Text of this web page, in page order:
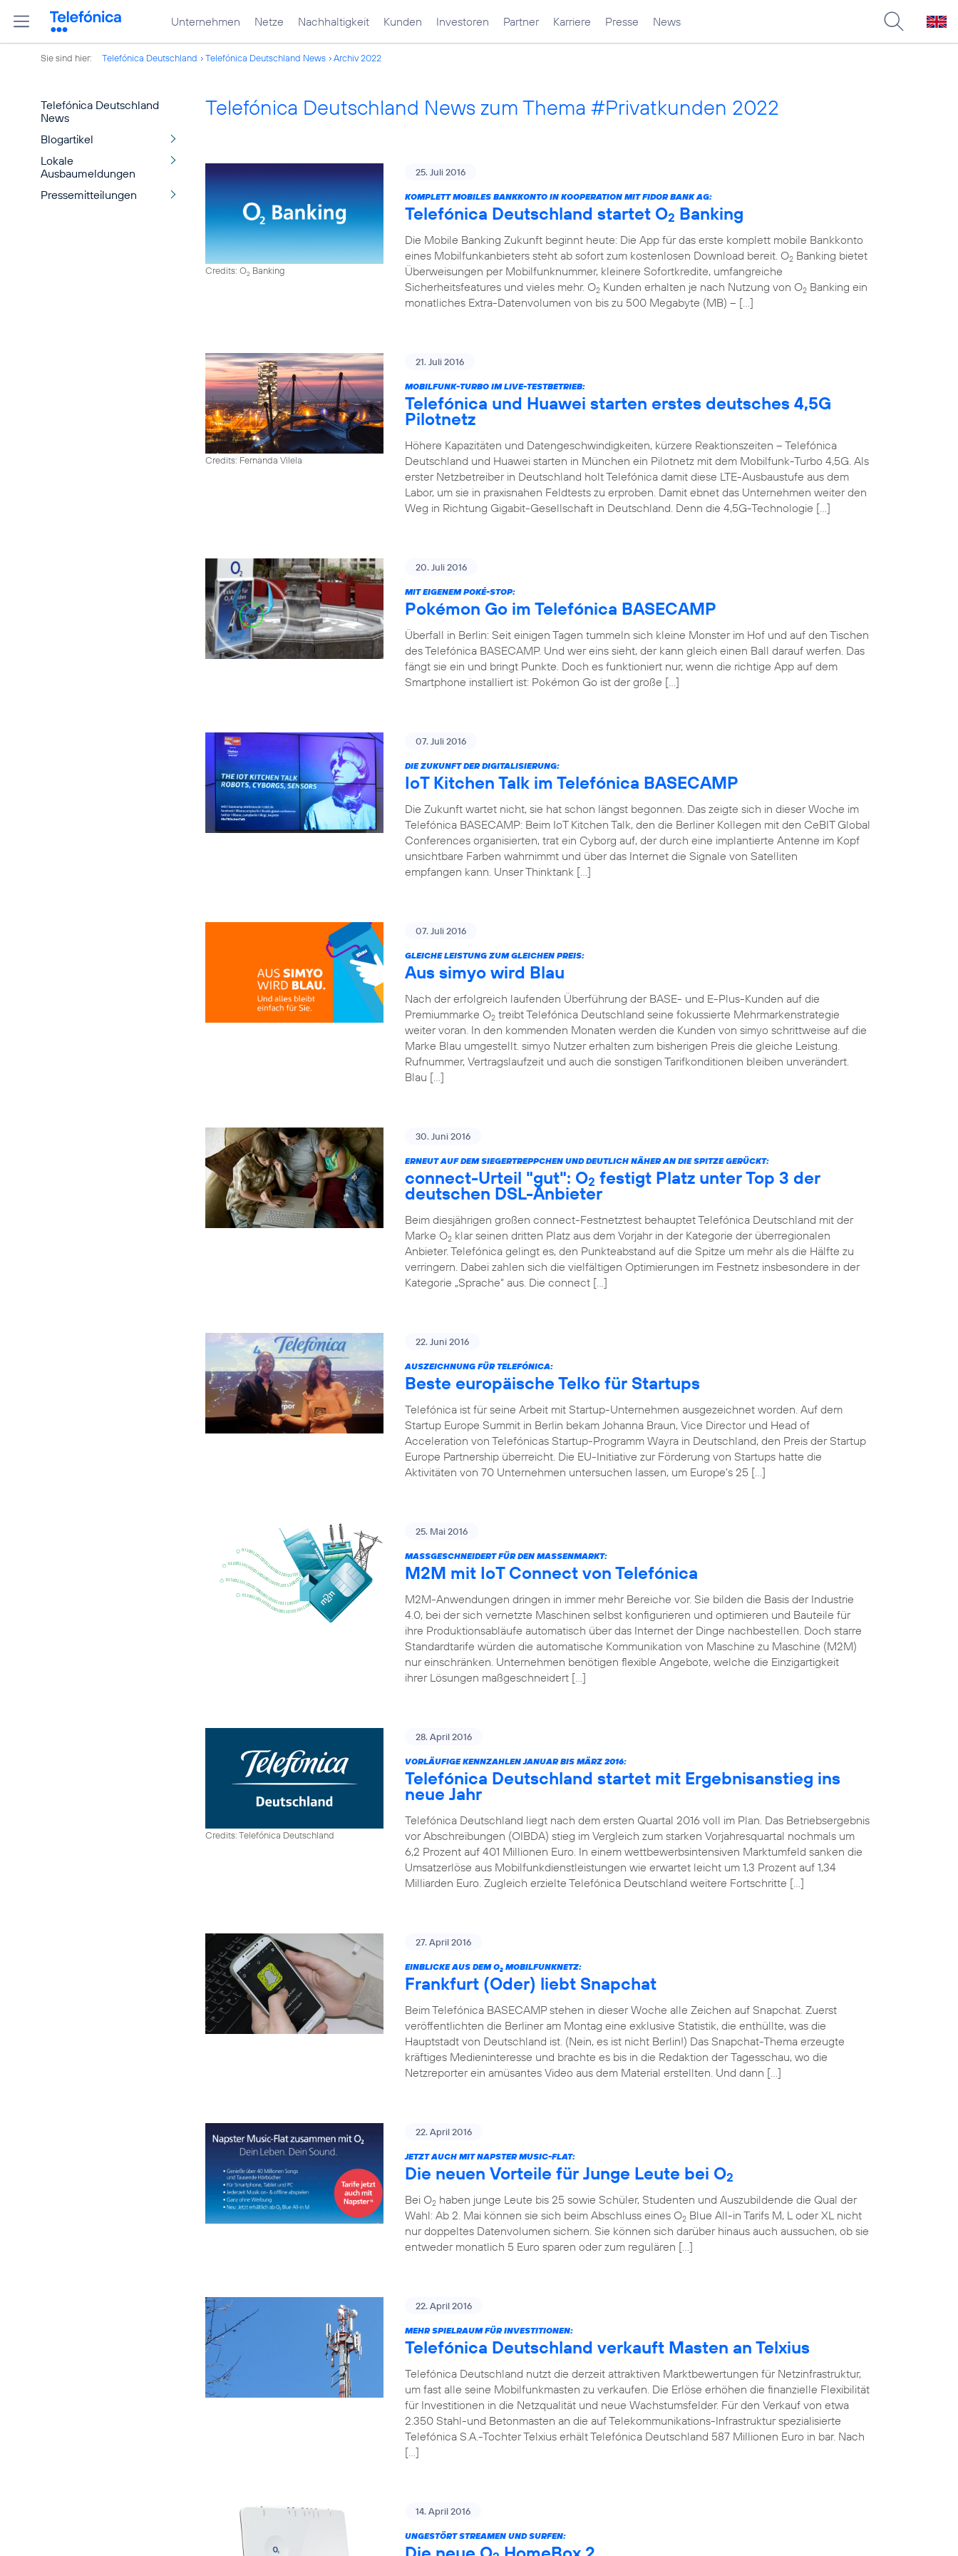
Unternehmen Netze Nachhaltigkeit Kunden Investoren Partner Karriere Presse News
Sie sind hier: Telefónica Deutschland Telefónica Deutschland News Archiv 2022
Telefónica Deutschland
News
Blogartikel
Lokale
Ausbaumeldungen
Pressemitteilungen
Telefónica Deutschland News zum Thema #Privatkunden 2022
Credits: O2 Banking
25. Juli 2016
KOMPLETT MOBILES BANKKONTO IN KOOPERATION MIT FIDOR BANK AG:
Telefónica Deutschland startet O2 Banking
Die Mobile Banking Zukunft beginnt heute: Die App für das erste komplett mobile Bankkonto
eines Mobilfunkanbieters steht ab sofort zum kostenlosen Download bereit. O2 Banking bietet
Überweisungen per Mobilfunknummer, kleinere Sofortkredite, umfangreiche
Sicherheitsfeatures und vieles mehr. O2 Kunden erhalten je nach Nutzung von O2 Banking ein
monatliches Extra-Datenvolumen von bis zu 500 Megabyte (MB) – […]
Credits: Fernanda Vilela
21. Juli 2016
MOBILFUNK-TURBO IM LIVE-TESTBETRIEB:
Telefónica und Huawei starten erstes deutsches 4,5G
Pilotnetz
Höhere Kapazitäten und Datengeschwindigkeiten, kürzere Reaktionszeiten – Telefónica
Deutschland und Huawei starten in München ein Pilotnetz mit dem Mobilfunk-Turbo 4,5G. Als
erster Netzbetreiber in Deutschland holt Telefónica damit diese LTE-Ausbaustufe aus dem
Labor, um sie in praxisnahen Feldtests zu erproben. Damit ebnet das Unternehmen weiter den
Weg in Richtung Gigabit-Gesellschaft in Deutschland. Denn die 4,5G-Technologie […]
20. Juli 2016
MIT EIGENEM POKÉ-STOP:
Pokémon Go im Telefónica BASECAMP
Überfall in Berlin: Seit einigen Tagen tummeln sich kleine Monster im Hof und auf den Tischen
des Telefónica BASECAMP. Und wer eins sieht, der kann gleich einen Ball darauf werfen. Das
fängt sie ein und bringt Punkte. Doch es funktioniert nur, wenn die richtige App auf dem
Smartphone installiert ist: Pokémon Go ist der große […]
07. Juli 2016
DIE ZUKUNFT DER DIGITALISIERUNG:
IoT Kitchen Talk im Telefónica BASECAMP
Die Zukunft wartet nicht, sie hat schon längst begonnen. Das zeigte sich in dieser Woche im
Telefónica BASECAMP: Beim IoT Kitchen Talk, den die Berliner Kollegen mit den CeBIT Global
Conferences organisierten, trat ein Cyborg auf, der durch eine implantierte Antenne im Kopf
unsichtbare Farben wahrnimmt und über das Internet die Signale von Satelliten
empfangen kann. Unser Thinktank […]
07. Juli 2016
GLEICHE LEISTUNG ZUM GLEICHEN PREIS:
Aus simyo wird Blau
Nach der erfolgreich laufenden Überführung der BASE- und E-Plus-Kunden auf die
Premiummarke O2 treibt Telefónica Deutschland seine fokussierte Mehrmarkenstrategie
weiter voran. In den kommenden Monaten werden die Kunden von simyo schrittweise auf die
Marke Blau umgestellt. simyo Nutzer erhalten zum bisherigen Preis die gleiche Leistung.
Rufnummer, Vertragslaufzeit und auch die sonstigen Tarifkonditionen bleiben unverändert.
Blau […]
30. Juni 2016
ERNEUT AUF DEM SIEGERTREPPCHEN UND DEUTLICH NÄHER AN DIE SPITZE GERÜCKT:
connect-Urteil "gut": O2 festigt Platz unter Top 3 der
deutschen DSL-Anbieter
Beim diesjährigen großen connect-Festnetztest behauptet Telefónica Deutschland mit der
Marke O2 klar seinen dritten Platz aus dem Vorjahr in der Kategorie der überregionalen
Anbieter. Telefónica gelingt es, den Punkteabstand auf die Spitze um mehr als die Hälfte zu
verringern. Dabei zahlen sich die vielfältigen Optimierungen im Festnetz insbesondere in der
Kategorie „Sprache“ aus. Die connect […]
22. Juni 2016
AUSZEICHNUNG FÜR TELEFÓNICA:
Beste europäische Telko für Startups
Telefónica ist für seine Arbeit mit Startup-Unternehmen ausgezeichnet worden. Auf dem
Startup Europe Summit in Berlin bekam Johanna Braun, Vice Director und Head of
Acceleration von Telefónicas Startup-Programm Wayra in Deutschland, den Preis der Startup
Europe Partnership überreicht. Die EU-Initiative zur Förderung von Startups hatte die
Aktivitäten von 70 Unternehmen untersuchen lassen, um Europe’s 25 […]
25. Mai 2016
MASSGESCHNEIDERT FÜR DEN MASSENMARKT:
M2M mit IoT Connect von Telefónica
M2M-Anwendungen dringen in immer mehr Bereiche vor. Sie bilden die Basis der Industrie
4.0, bei der sich vernetzte Maschinen selbst konfigurieren und optimieren und Bauteile für
ihre Produktionsabläufe automatisch über das Internet der Dinge nachbestellen. Doch starre
Standardtarife würden die automatische Kommunikation von Maschine zu Maschine (M2M)
nur einschränken. Unternehmen benötigen flexible Angebote, welche die Einzigartigkeit
ihrer Lösungen maßgeschneidert […]
Credits: Telefónica Deutschland
28. April 2016
VORLÄUFIGE KENNZAHLEN JANUAR BIS MÄRZ 2016:
Telefónica Deutschland startet mit Ergebnisanstieg ins
neue Jahr
Telefónica Deutschland liegt nach dem ersten Quartal 2016 voll im Plan. Das Betriebsergebnis
vor Abschreibungen (OIBDA) stieg im Vergleich zum starken Vorjahresquartal nochmals um
6,2 Prozent auf 401 Millionen Euro. In einem wettbewerbsintensiven Marktumfeld sanken die
Umsatzerlöse aus Mobilfunkdienstleistungen wie erwartet leicht um 1,3 Prozent auf 1,34
Milliarden Euro. Zugleich erzielte Telefónica Deutschland weitere Fortschritte […]
27. April 2016
EINBLICKE AUS DEM O2 MOBILFUNKNETZ:
Frankfurt (Oder) liebt Snapchat
Beim Telefónica BASECAMP stehen in dieser Woche alle Zeichen auf Snapchat. Zuerst
veröffentlichten die Berliner am Montag eine exklusive Statistik, die enthüllte, was die
Hauptstadt von Deutschland ist. (Nein, es ist nicht Berlin!) Das Snapchat-Thema erzeugte
kräftiges Medieninteresse und brachte es bis in die Redaktion der Tagesschau, wo die
Netzreporter ein amüsantes Video aus dem Material erstellten. Und dann […]
22. April 2016
JETZT AUCH MIT NAPSTER MUSIC-FLAT:
Die neuen Vorteile für Junge Leute bei O2
Bei O2 haben junge Leute bis 25 sowie Schüler, Studenten und Auszubildende die Qual der
Wahl: Ab 2. Mai können sie sich beim Abschluss eines O2 Blue All-in Tarifs M, L oder XL nicht
nur doppeltes Datenvolumen sichern. Sie können sich darüber hinaus auch aussuchen, ob sie
entweder monatlich 5 Euro sparen oder zum regulären […]
22. April 2016
MEHR SPIELRAUM FÜR INVESTITIONEN:
Telefónica Deutschland verkauft Masten an Telxius
Telefónica Deutschland nutzt die derzeit attraktiven Marktbewertungen für Netzinfrastruktur,
um fast alle seine Mobilfunkmasten zu verkaufen. Die Erlöse erhöhen die finanzielle Flexibilität
für Investitionen in die Netzqualität und neue Wachstumsfelder. Für den Verkauf von etwa
2.350 Stahl-und Betonmasten an die auf Telekommunikations-Infrastruktur spezialisierte
Telefónica S.A.-Tochter Telxius erhält Telefónica Deutschland 587 Millionen Euro in bar. Nach
[…]
14. April 2016
UNGESTÖRT STREAMEN UND SURFEN: